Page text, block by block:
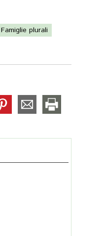
Famiglie plurali